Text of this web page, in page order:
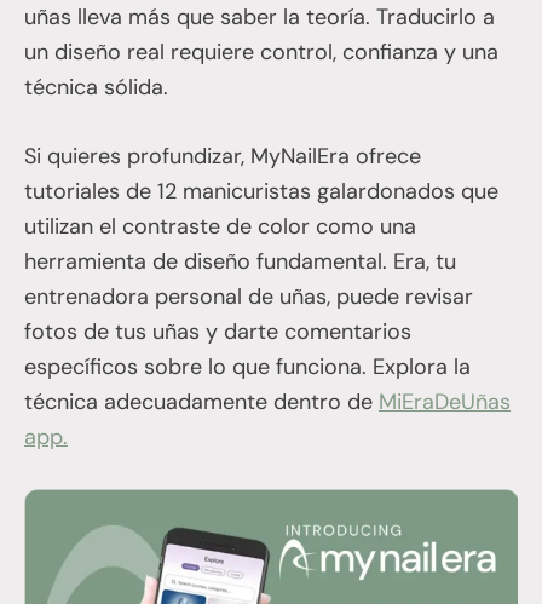
uñas lleva más que saber la teoría. Traducirlo a
un diseño real requiere control, confianza y una
técnica sólida.
Si quieres profundizar, MyNailEra ofrece
tutoriales de 12 manicuristas galardonados que
utilizan el contraste de color como una
herramienta de diseño fundamental. Era, tu
entrenadora personal de uñas, puede revisar
fotos de tus uñas y darte comentarios
específicos sobre lo que funciona. Explora la
técnica adecuadamente dentro de MiEraDeUñas
app.